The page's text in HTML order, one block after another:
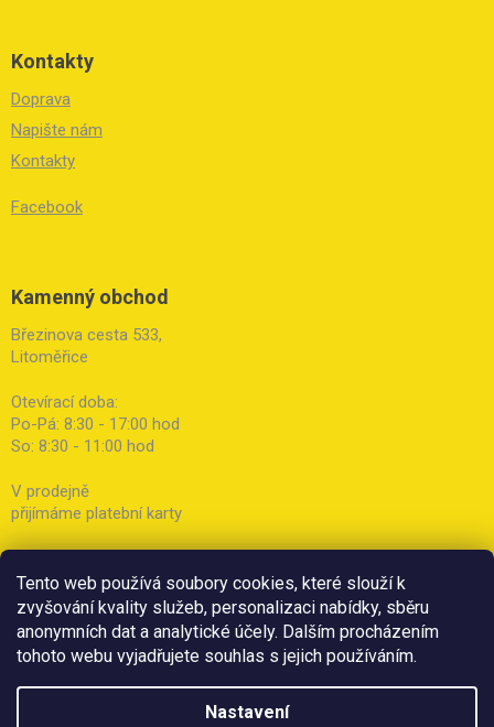
Tento web používá soubory cookies, které slouží k
zvyšování kvality služeb, personalizaci nabídky, sběru
anonymních dat a analytické účely. Dalším procházením
tohoto webu vyjadřujete souhlas s jejich používáním.
Nastavení
Kontakty
Doprava
Napište nám
Kontakty
Facebook
Kamenný obchod
Březinova cesta 533,
Litoměřice
Otevírací doba:
Po-Pá: 8:30 - 17:00 hod
So: 8:30 - 11:00 hod
V prodejně
přijímáme platební karty